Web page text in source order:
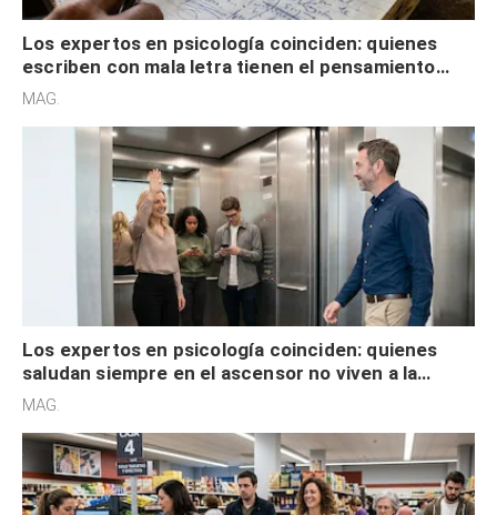
Los expertos en psicología coinciden: quienes
escriben con mala letra tienen el pensamiento
acelerado y no lo hacen por desinterés
MAG.
Los expertos en psicología coinciden: quienes
saludan siempre en el ascensor no viven a la
defensiva y tienen apertura social
MAG.